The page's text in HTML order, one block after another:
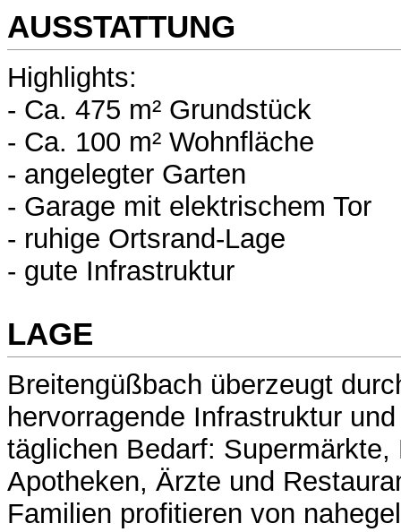
AUSSTATTUNG
Highlights:
- Ca. 475 m² Grundstück
- Ca. 100 m² Wohnfläche
- angelegter Garten
- Garage mit elektrischem Tor
- ruhige Ortsrand-Lage
- gute Infrastruktur
LAGE
Breitengüßbach überzeugt
hervorragende Infrastruktur
täglichen Bedarf: Supermärkte,
Apotheken, Ärzte und
Familien profitieren von